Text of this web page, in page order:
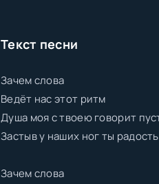
Текст песни
Зачем слова
Ведёт нас этот ритм
Душа моя с твоею говорит
Застыв у наших ног ты
Зачем слова